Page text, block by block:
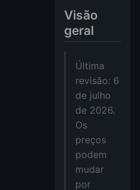
Visão
geral
Última
revisão: 6
de julho
de 2026.
Os
preços
podem
mudar
por